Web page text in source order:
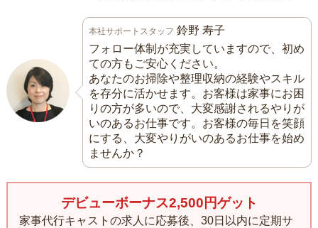
本社サポートスタッフ 鈴野 寿子
フォロー体制が充実していますので、初め
ての方もご安心ください。
あなたのお掃除や整理収納の経験やスキル
を存分に活かせます。お客様は家事にお困
りの方が多いので、大変感謝されるやりが
いのあるお仕事です。お客様の毎日を笑顔
にする、大変やりがいのあるお仕事を始め
ませんか？
デビューボーナス2,500円ゲット
家事代行キャストの求人に応募後、30日以内に定期サ